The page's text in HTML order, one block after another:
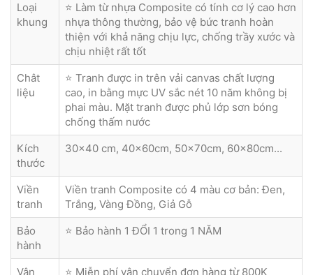
Loại
khung
⭐ Làm từ nhựa Composite có tính cơ lý cao hơn
nhựa thông thường, bảo vệ bức tranh hoàn
thiện với khả năng chịu lực, chống trầy xước và
chịu nhiệt rất tốt
Chât
liệu
⭐ Tranh được in trên vải canvas chất lượng
cao, in bằng mực UV sắc nét 10 năm không bị
phai màu. Mặt tranh được phủ lớp sơn bóng
chống thấm nước
Kích
thước
30x40 cm, 40x60cm, 50x70cm, 60x80cm...
Viền
tranh
Viền tranh Composite có 4 màu cơ bản: Đen,
Trắng, Vàng Đồng, Giả Gỗ
Bảo
hành
⭐ Bảo hành 1 ĐỔI 1 trong 1 NĂM
Vận ⭐ Miễn phí vận chuyển đơn hàng từ 800K